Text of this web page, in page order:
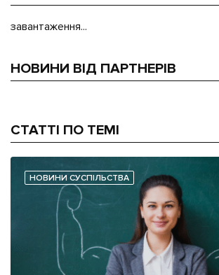
завантаження...
НОВИНИ ВІД ПАРТНЕРІВ
СТАТТІ ПО ТЕМІ
НОВИНИ СУСПІЛЬСТВА